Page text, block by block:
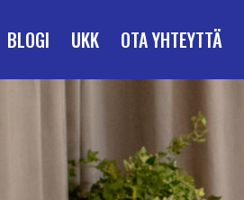
BLOGI UKK OTA YHTEYTTÄ